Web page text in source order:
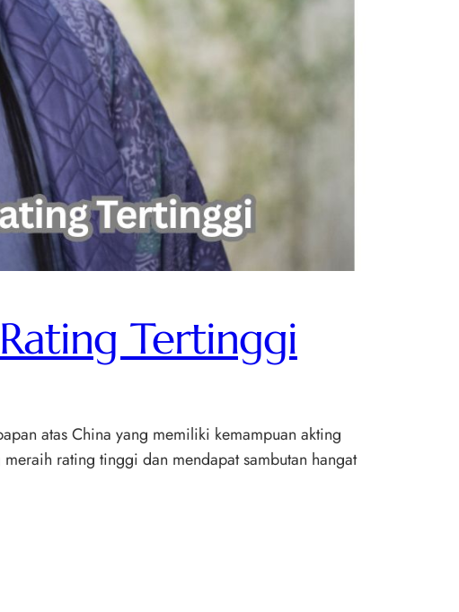
Tertinggi
atas China yang memiliki kemampuan akting
rating tinggi dan mendapat sambutan hangat